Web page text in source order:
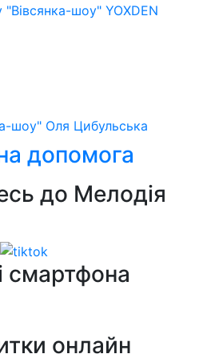
шоу" YOXDEN
шоу" Оля Цибульська
допомога
до Мелодія
смартфона
онлайн